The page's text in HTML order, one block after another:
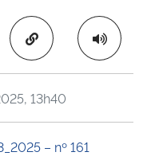
Copiar para área
13h40
– nº 161